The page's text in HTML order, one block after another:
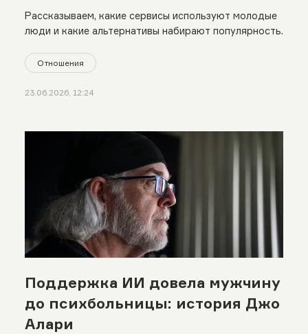
сообщества по интересам
Рассказываем, какие сервисы используют молодые
люди и какие альтернативы набирают популярность.
Отношения
23.06.2026, 12:24
Поддержка ИИ довела мужчину
до психбольницы: история Джо
Алари